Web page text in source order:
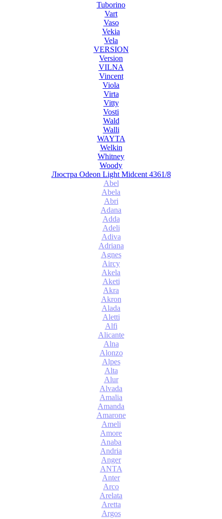
Tuborino
Vart
Vaso
Vekia
Vela
VERSION
Version
VILNA
Vincent
Viola
Virta
Vitty
Vosti
Wald
Walli
WAYTA
Welkin
Whitney
Woody
Люстра Odeon Light Midcent 4361/8
Abel
Abela
Abri
Adana
Adda
Adeli
Adiva
Adriana
Agnes
Aircy
Akela
Aketi
Akra
Akron
Alada
Aletti
Alfi
Alicante
Alna
Alonzo
Alpes
Alta
Alur
Alvada
Amalia
Amanda
Amarone
Ameli
Amore
Anaba
Andria
Anger
ANTA
Anter
Arco
Arelata
Aretta
Argos